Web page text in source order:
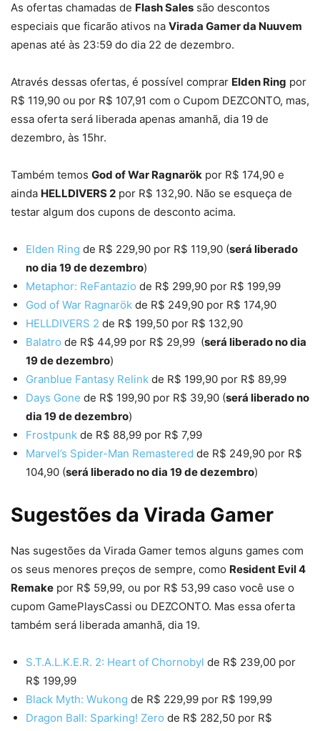
As ofertas chamadas de Flash Sales são descontos
especiais que ficarão ativos na Virada Gamer da Nuuvem
apenas até às 23:59 do dia 22 de dezembro.
Através dessas ofertas, é possível comprar Elden Ring por
R$ 119,90 ou por R$ 107,91 com o Cupom DEZCONTO, mas,
essa oferta será liberada apenas amanhã, dia 19 de
dezembro, às 15hr.
Também temos God of War Ragnarök por R$ 174,90 e
ainda HELLDIVERS 2 por R$ 132,90. Não se esqueça de
testar algum dos cupons de desconto acima.
Elden Ring de R$ 229,90 por R$ 119,90 (será liberado
no dia 19 de dezembro)
Metaphor: ReFantazio de R$ 299,90 por R$ 199,99
God of War Ragnarök de R$ 249,90 por R$ 174,90
HELLDIVERS 2 de R$ 199,50 por R$ 132,90
Balatro de R$ 44,99 por R$ 29,99 (será liberado no dia
19 de dezembro)
Granblue Fantasy Relink de R$ 199,90 por R$ 89,99
Days Gone de R$ 199,90 por R$ 39,90 (será liberado no
dia 19 de dezembro)
Frostpunk de R$ 88,99 por R$ 7,99
Marvel’s Spider-Man Remastered de R$ 249,90 por R$
104,90 (será liberado no dia 19 de dezembro)
Sugestões da Virada Gamer
Nas sugestões da Virada Gamer temos alguns games com
os seus menores preços de sempre, como Resident Evil 4
Remake por R$ 59,99, ou por R$ 53,99 caso você use o
cupom GamePlaysCassi ou DEZCONTO. Mas essa oferta
também será liberada amanhã, dia 19.
S.T.A.L.K.E.R. 2: Heart of Chornobyl de R$ 239,00 por
R$ 199,99
Black Myth: Wukong de R$ 229,99 por R$ 199,99
Dragon Ball: Sparking! Zero de R$ 282,50 por R$